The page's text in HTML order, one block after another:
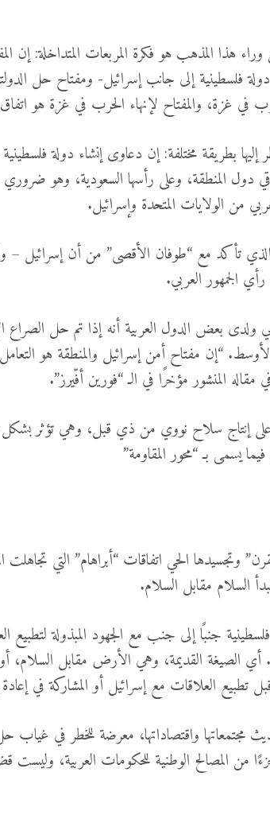
هذا المذهب هو فكرة المربعات المتداخلة: إن
فلسطينية إلى جانب إسرائيل- ومفتاح حل
في غزة، والمفتاح لإنهاء الحرب في غزة هو
إليها بطريقة مختلفة: إن دعاوى إنشاء دولة
دول المنطقة، وعلى رأسها السعودية، وهو
من الولايات المتحدة وإسرائيل.
تأكد مع “طوفان الأقصى” من أن إسرائيل –
الجمهور العربي.
ولدى بعض الدول العربية أنه إذا تم حل الصراع
“إن مفتاح أمن إسرائيل والمنطقة هو
مقاله المنشور مؤخرًا في الـ “فورين أفّيرز”.
إنتاج سلاح نووي من ذي قبل، وهي تؤثر بشكل
يسمى بـ “محور المقاومة”
وتجسيدها الحي اتفاقات “أبراهام” التي
السلام مقابل السلام.
جنبًا إلى جنب مع الجهود المبذولة لتطبيع
الصيغة القديمة، وهي الأرض مقابل السلام،
تطبيع العلاقات مع إسرائيل أو المشاركة في
مجتمعاتها واقتصاداتها، معرضة للخطر في غياب
من المصالح الوطنية للحكومات العربية، وليست